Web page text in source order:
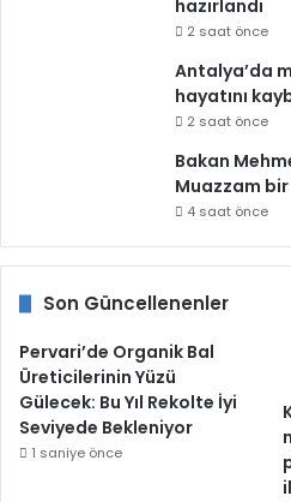
hazırlandı
2 saat önce
Antalya’da
hayatını
2 saat önce
Bakan
Muazzam bir
4 saat önce
Son Güncellenenler
Pervari’de Organik Bal
Üreticilerinin Yüzü
Gülecek: Bu Yıl Rekolte İyi
Seviyede Bekleniyor
1 saniye önce